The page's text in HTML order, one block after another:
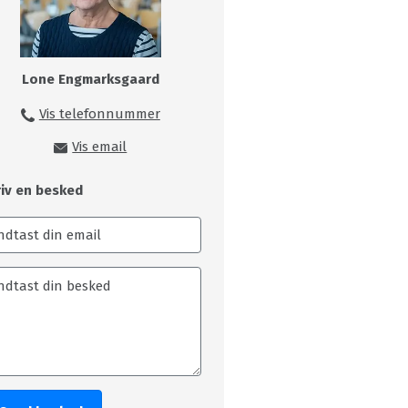
Lone Engmarksgaard
Vis telefonnummer
Vis email
loe@skivecollege.dk
en besked